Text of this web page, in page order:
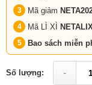
Mã giảm
Mã LÌ XÌ
Bao sách miễn
Số lượng: -